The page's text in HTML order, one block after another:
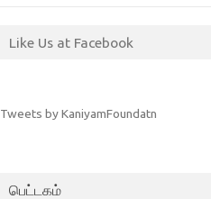
Like Us at Facebook
Tweets by KaniyamFoundatn
பெட்டகம்